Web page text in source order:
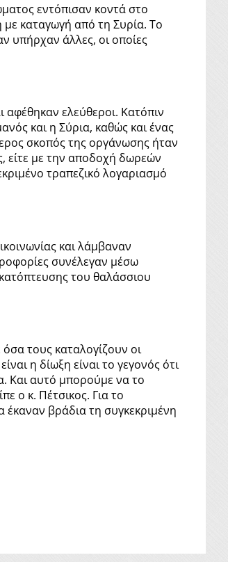
εντόπισαν κοντά στο
με καταγωγή από τη Συρία. Το
υπήρχαν άλλες, οι οποίες
αφέθηκαν ελεύθεροι. Κατόπιν
και η Σύρια, καθώς και ένας
σκοπός της οργάνωσης ήταν
είτε με την αποδοχή δωρεών
τραπεζικό λογαριασμό
και λάμβαναν
συνέλεγαν μέσω
του θαλάσσιου
τους καταλογίζουν οι
η δίωξη είναι το γεγονός ότι
Και αυτό μπορούμε να το
ο κ. Πέτσικος. Για το
βράδια τη συγκεκριμένη